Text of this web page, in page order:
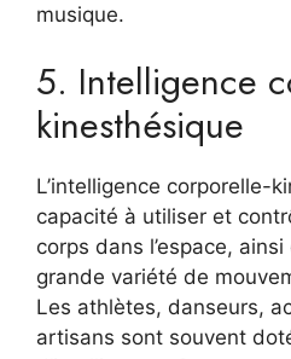
musique.
5. Intelligence
kinesthésique
L’intelligence corporelle-
capacité à utiliser et
corps dans l’espace, ainsi
grande variété de
Les athlètes, danseurs,
artisans sont souvent